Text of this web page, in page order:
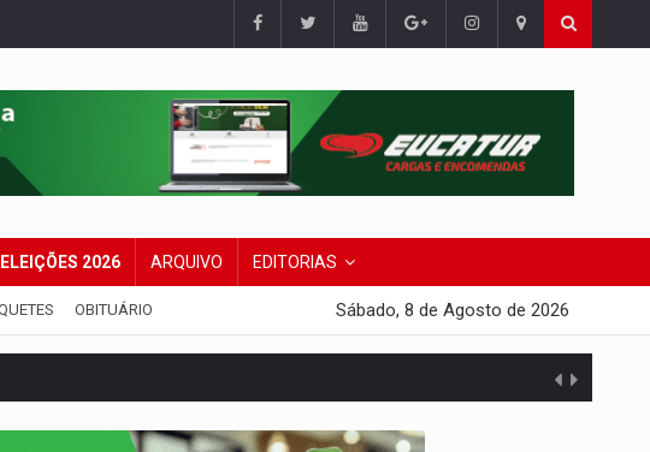
ELEIÇÕES 2026 ARQUIVO EDITORIAS
OBITUÁRIO Sábado, 8 de Agosto de 2026